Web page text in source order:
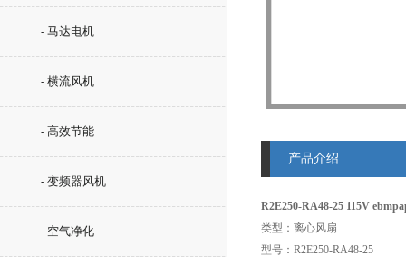
- 马达电机
- 横流风机
- 高效节能
- 变频器风机
- 空气净化
产品介绍
R2E250-RA48-25 115V
类型：离心风扇
型号：R2E250-RA48-25